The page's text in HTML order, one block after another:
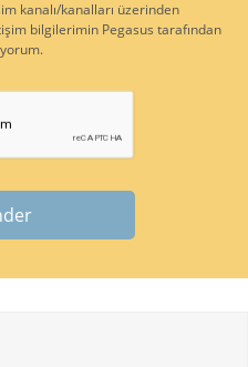
kanalı/kanalları üzerinden
bilgilerimin Pegasus tarafından